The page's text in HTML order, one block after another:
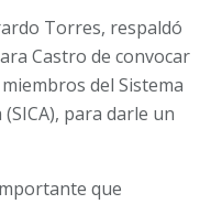
Torres, respaldó
Castro de convocar
del Sistema
para darle un
que